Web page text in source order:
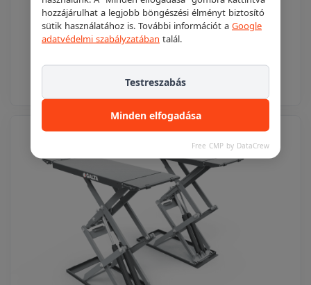
GALTA EL-60FA-XL elektromechanikus emelő
(speciális H-csápkarral)
hozzájárulhat a legjobb böngészési élményt biztosító
sütik használatához is. További információt a Google
adatvédelmi szabályzatában talál.
Minden elfogadása
Testreszabás
Free CMP by DataCrew